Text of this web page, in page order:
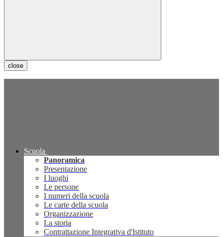
close
Scuola
Panoramica
Presentazione
I luoghi
Le persone
I numeri della scuola
Le carte della scuola
Organizzazione
La storia
Contrattazione Integrativa d'Istituto